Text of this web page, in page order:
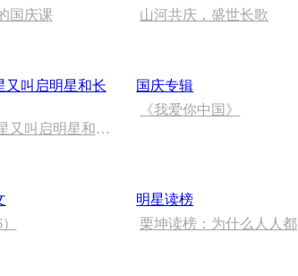
国庆课
山河共庆，盛世长歌
又叫启明星和长
又叫启明星和长
国庆专辑
《我爱你中国》
明星读榜
栗坤读榜：为什么人人都